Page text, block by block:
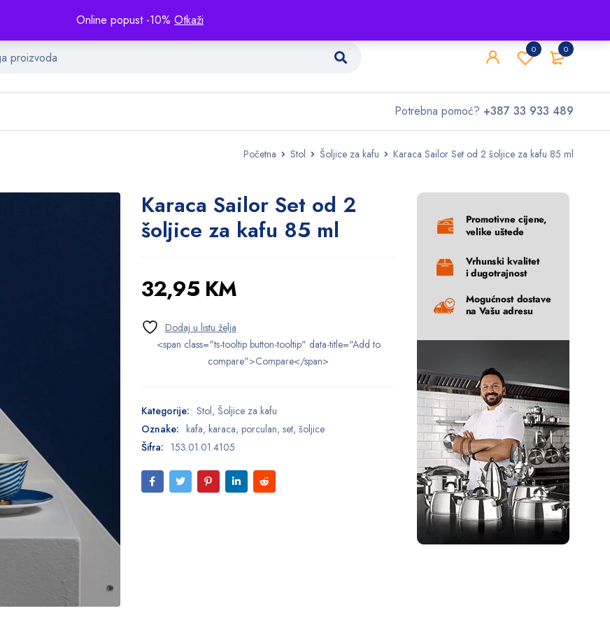
Online popust -10% Otkaži
0
0
Potrebna pomoć? +387 33 933 489
Početna Stol Šoljice za kafu Karaca Sailor Set od 2 šoljice za kafu 85 ml
Karaca Sailor Set od 2
šoljice za kafu 85 ml
32,95 KM
<span class="ts-tooltip button-tooltip" data-title="Add to
compare">Compare</span>
Kategorije: Stol, Šoljice za kafu
Oznake: kafa, karaca, porculan, set, šoljice
Šifra: 153.01.01.4105